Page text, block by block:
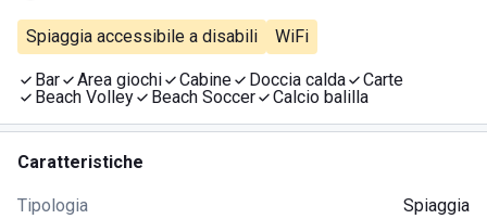
Spiaggia accessibile a disabili WiFi
Bar Area giochi Cabine Doccia calda
Carte
Beach Volley
Beach Soccer Calcio balilla
Caratteristiche
Tipologia Spiaggia